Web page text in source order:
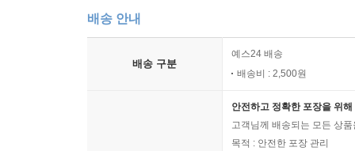
배송 안내
배송 구분
예스24 배송
배송비 : 2,500원
안전하고 정확한 포장을 위
고객님께 배송되는 모든 상
목적 : 안전한 포장 관리